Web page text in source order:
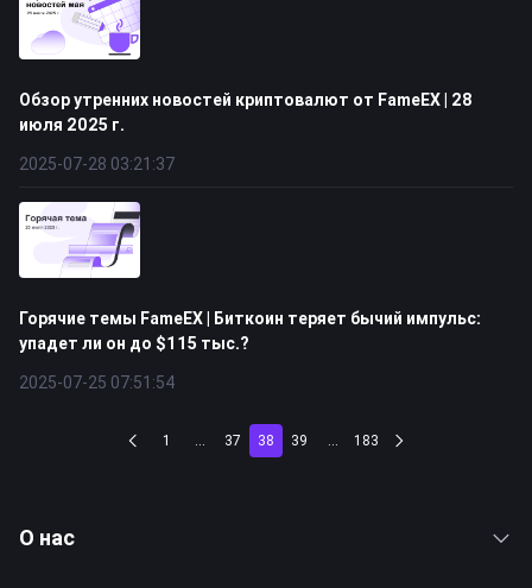
Обзор утренних новостей криптовалют от FameEX | 28
июля 2025 г.
2025-07-28 03:21:37
Горячие темы FameEX | Биткоин теряет бычий импульс:
упадет ли он до $115 тыс.?
2025-07-25 07:51:54
1 ... 37 38 39 ... 183
О нас